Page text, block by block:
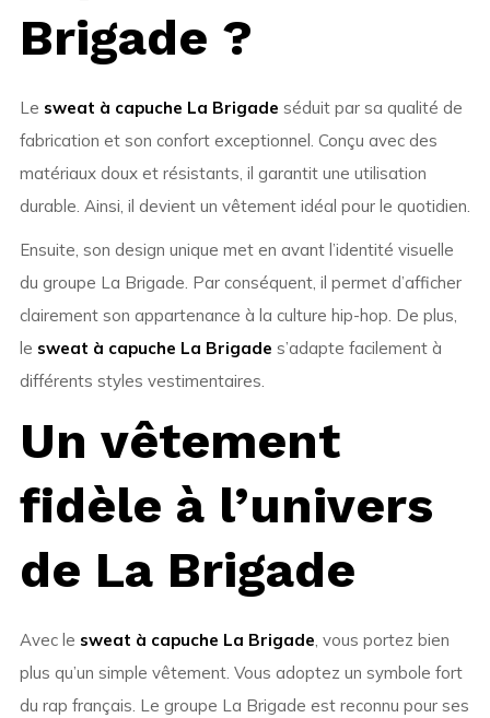
Brigade ?
Le sweat à capuche La Brigade séduit par sa qualité de
fabrication et son confort exceptionnel. Conçu avec des
matériaux doux et résistants, il garantit une utilisation
durable. Ainsi, il devient un vêtement idéal pour le quotidien.
Ensuite, son design unique met en avant l’identité visuelle
du groupe La Brigade. Par conséquent, il permet d’afficher
clairement son appartenance à la culture hip-hop. De plus,
le sweat à capuche La Brigade s’adapte facilement à
différents styles vestimentaires.
Un vêtement
fidèle à l’univers
de La Brigade
Avec le sweat à capuche La Brigade, vous portez bien
plus qu’un simple vêtement. Vous adoptez un symbole fort
du rap français. Le groupe La Brigade est reconnu pour ses